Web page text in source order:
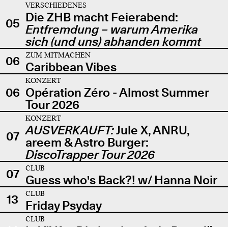
05
VERSCHIEDENES
Die ZHB macht Feierabend:
Entfremdung – warum Amerika
sich (und uns) abhanden kommt
06
ZUM MITMACHEN
Caribbean Vibes
06
KONZERT
Opération Zéro - Almost Summer
Tour 2026
07
KONZERT
AUSVERKAUFT:Jule X, ANRU,
areem & Astro Burger:
DiscoTrapper Tour 2026
07
CLUB
Guess who's Back?! w/ Hanna Noir
13
CLUB
Friday Psyday
CLUB